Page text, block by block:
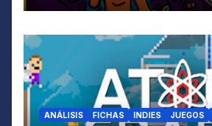
ANÁLISIS FICHAS INDIES JUEGOS